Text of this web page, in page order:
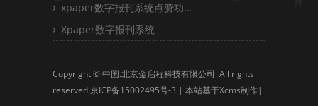
xpaper数字报刊系统点赞功…
Xpaper数字报刊系统
Copyright © 中国.北京金启程科技有限公司. All rights
reserved.京ICP备15002495号-3 | 本站基于Xcms制作|